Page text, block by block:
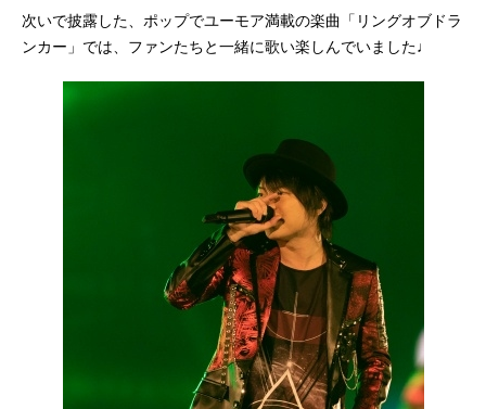
次いで披露した、ポップでユーモア満載の楽曲「リングオブドラ
ンカー」では、ファンたちと一緒に歌い楽しんでいました♩